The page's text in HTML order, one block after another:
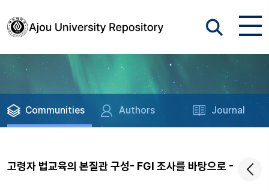
Communities Authors Journal
고령자 법교육의 본질관 구성- FGI 조사를 바탕으로 -